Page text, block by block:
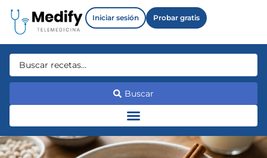
Iniciar sesión Probar gratis
Buscar